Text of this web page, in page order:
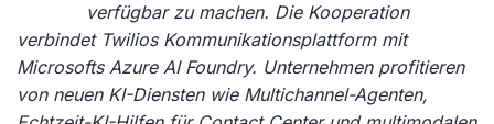
verfügbar zu machen. Die Kooperation
verbindet Twilios Kommunikationsplattform mit
Microsofts Azure AI Foundry. Unternehmen profitieren
von neuen KI-Diensten wie Multichannel-Agenten,